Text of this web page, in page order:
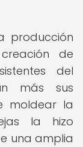
producción
de
del
más sus
moldear la
la hizo
una amplia